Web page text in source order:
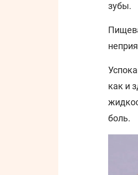
зубы.
как и
боль.